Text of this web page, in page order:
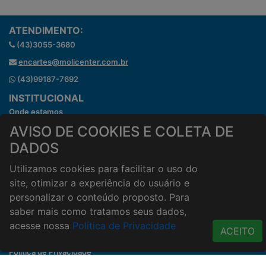
AVISO DE COOKIES E COLETA DE
DADOS
Utilizamos cookies para facilitar o uso do
site, otimizar a experiência do usuário e
personalizar o conteúdo proposto. Para
saber mais como tratamos seus dados,
acesse nossa Política de Privacidade ACEITO
ATENDIMENTO:
(43)3055-3680
encartes@molicenter.com.br
(43)99187-7692
INSTITUCIONAL
Onde estamos
Horários de atendimento
HORÁRIOS E ENTREGA
Horários de Entrega
Taxa de entrega
Cidades Atendidas
ACESSO RÁPIDO
Política de Privacidade